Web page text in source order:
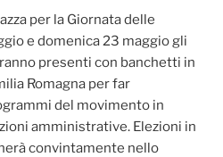
per la Giornata delle
e domenica 23 maggio gli
presenti con banchetti in
Romagna per far
del movimento in
amministrative. Elezioni in
convintamente nello